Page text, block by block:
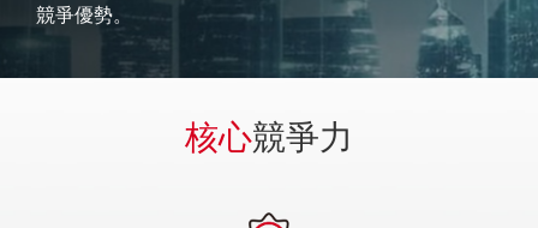
競爭優勢。
核心競爭力